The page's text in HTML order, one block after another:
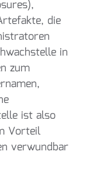
die
in
zum
ist also
Vorteil
verwundbar